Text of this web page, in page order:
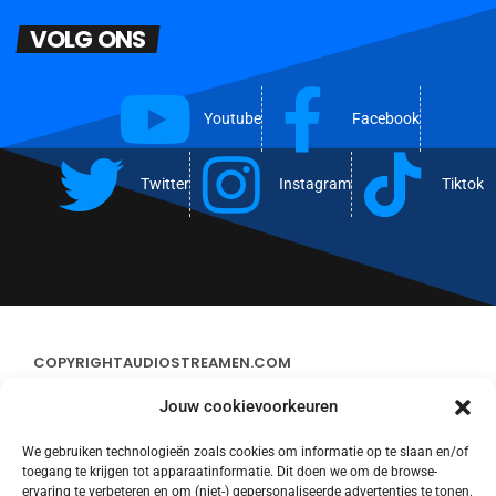
Jouw cookievoorkeuren
We gebruiken technologieën zoals cookies om informatie op te slaan en/of
toegang te krijgen tot apparaatinformatie. Dit doen we om de browse-
ervaring te verbeteren en om (niet-) gepersonaliseerde advertenties te tonen.
VOLG ONS
Youtube Facebook
Twitter Instagram Tiktok
COPYRIGHTAUDIOSTREAMEN.COM
CONTACT